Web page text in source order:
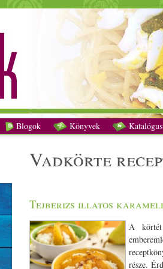
vadkörte receptek -
Blogok Könyvek Katalógus
vadkörte
Tejberizs illatos
A körtét
része.